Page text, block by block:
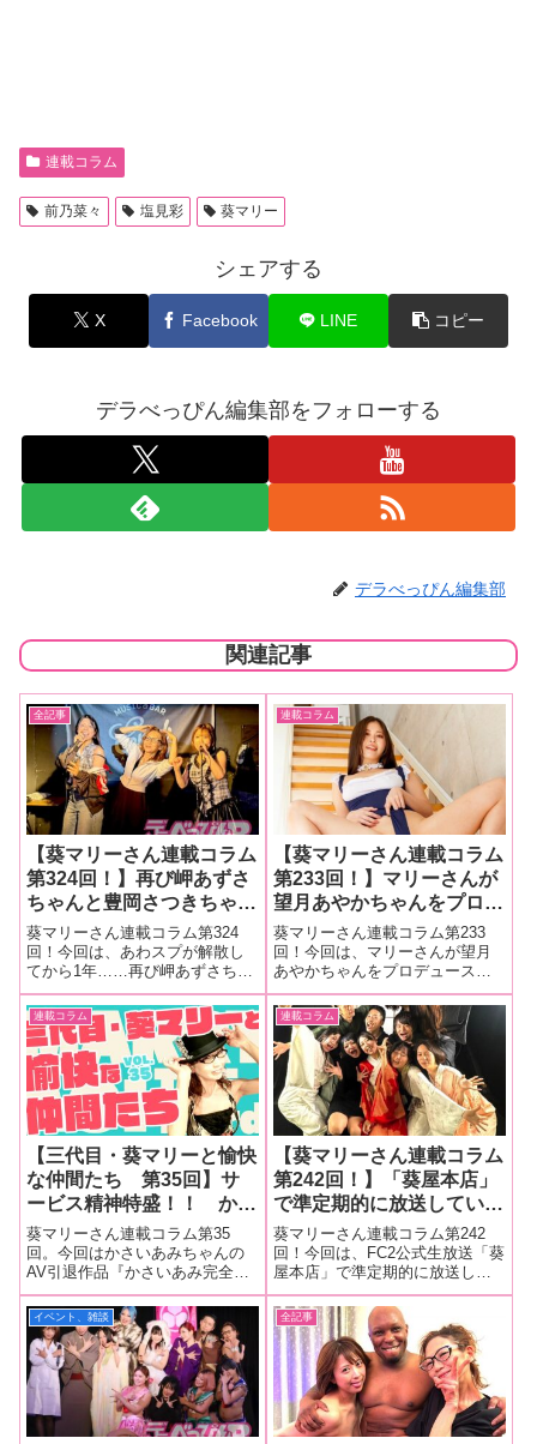
連載コラム
前乃菜々 塩見彩 葵マリー
シェアする
X Facebook LINE コピー
デラべっぴん編集部をフォローする
デラべっぴん編集部
関連記事
全記事
【葵マリーさん連載コラム
第324回！】再び岬あずさ
ちゃんと豊岡さつきちゃん
がみなさんの前に！『とよ
スプpresentsあずにゃん
引退したけど、ファンの人
に会いたくなっちゃったん
だってwithとよ！』
葵マリーさん連載コラム第324
回！今回は、あわスプが解散し
てから1年……再び岬あずさちゃ
んと豊岡さつきちゃんがみなさ
んの前に！『とよスプpresentsあ
ずにゃん引退したけど、ファン
の人に会いたくなっちゃったん
だってwithとよ！』の撮影現
連載コラム
【葵マリーさん連載コラム
第233回！】マリーさんが
望月あやかちゃんをプロデ
ュースしたROM写真集の
撮影現場をレポート。テー
マは「変態女の日常」で
す！
葵マリーさん連載コラム第233
回！今回は、マリーさんが望月
あやかちゃんをプロデュースし
たROM写真集の撮影現場をレポ
ート。テーマは「変態女の日
常」です！■マリーさんの今まで
の連載はこちらテーマは「変態
女の日常」業界の汁女こと望月
あやかちゃん
連載コラム
【三代目・葵マリーと愉快
な仲間たち 第35回】サ
ービス精神特盛！！ かさ
いあみちゃんのAV引退作
品『かさいあみ完全燃焼
私、AV女優を引退しま
す。』発売記念イベントの
現場を大量画像でレポー
ト！
葵マリーさん連載コラム第35
回。今回はかさいあみちゃんの
AV引退作品『かさいあみ完全燃
焼 私、AV女優を引退します。』
発売記念イベントの現場を大量
画像でレポート！■マリーさんの
今までの連載はこちらかさいあ
みちゃんAV引退作品発売イベン
トかさ
連載コラム
【葵マリーさん連載コラム
第242回！】「葵屋本店」
で準定期的に放送してい
る、「鵺神、天馬のココだ
けの話」のスペシャルバー
ジョン。略して「ココ縄」
の撮影現場をレポート！
葵マリーさん連載コラム第242
回！今回は、FC2公式生放送「葵
屋本店」で準定期的に放送して
いる、「鵺神、天馬のココだけ
の話」のスペシャルバージョ
ン。略して「ココ縄」の撮影現
場をレポート！■マリーさんの今
までの連載はこちら「ココ縄〜
見て！聞い
イベント、雑談 全記事